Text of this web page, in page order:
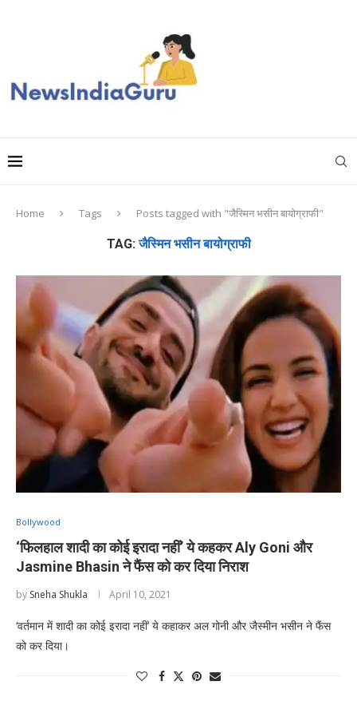
Home Tags Posts tagged with "जैस्मिन भसीन बायोग्राफी"
TAG:जैस्मिन भसीन बायोग्राफी
Bollywood
‘फिलहाल शादी का कोई इरादा नहीं’ ये कहकर Aly Goni और
Jasmine Bhasin ने फैंस को कर दिया निराश
by Sneha Shukla April 10, 2021
‘वर्तमान में शादी का कोई इरादा नहीं’ ये कहाकर अल गोनी और जैस्मीन भसीन ने फैंस
को कर दिया।